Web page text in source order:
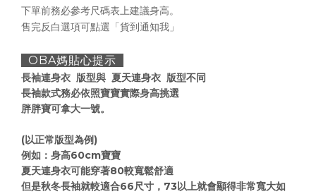
下單前務必參考尺碼表上建議身高。
售完反白選項可點選「貨到通知我」
OBA媽貼心提示
長袖連身衣 版型與 夏天連身衣 版型不同
長袖款式務必依照寶寶實際身高挑選
胖胖寶可拿大一號。
(以正常版型為例)
例如：身高60cm寶寶
夏天連身衣可能穿著80較寬鬆舒適
但是秋冬長袖就較適合66尺寸，73以上就會顯得非常寬大如